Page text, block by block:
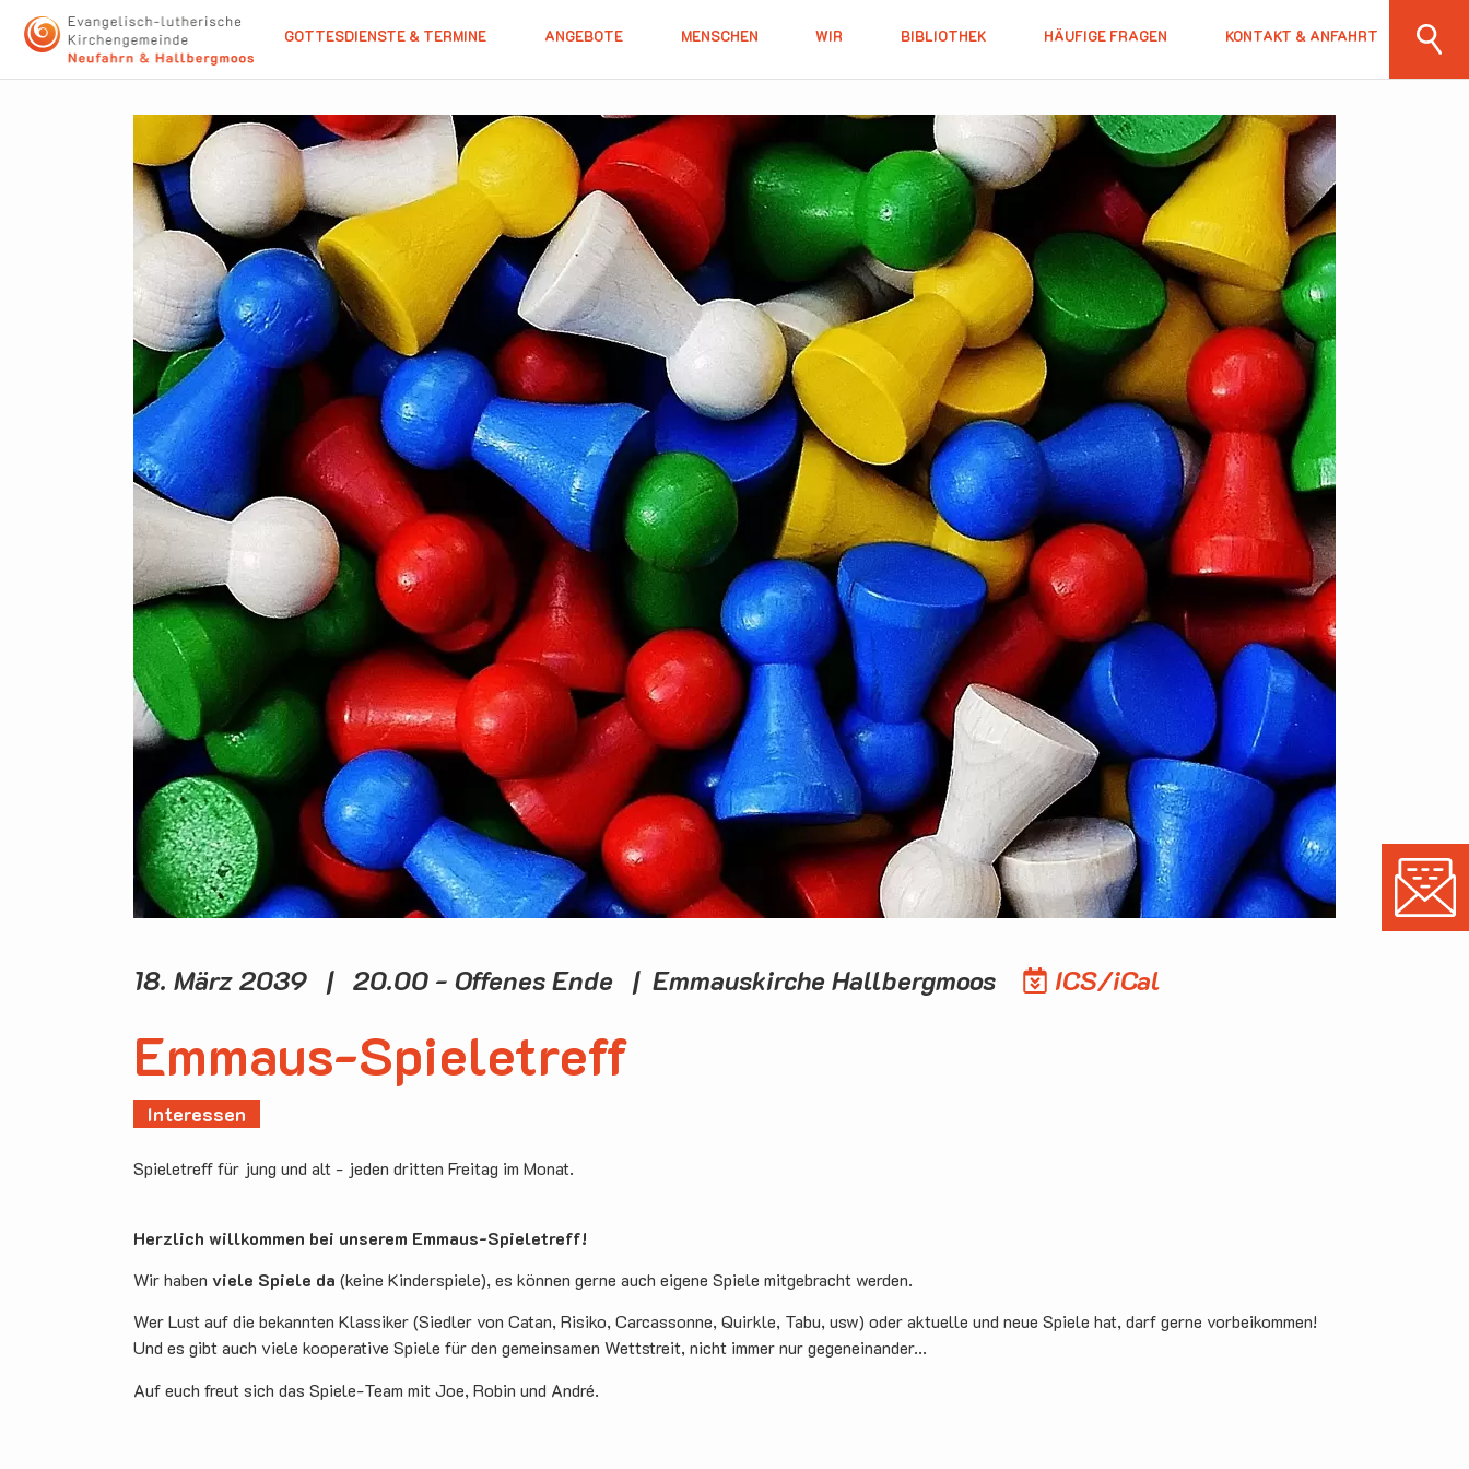
GOTTESDIENSTE & TERMINE ANGEBOTE MENSCHEN WIR BIBLIOTHEK HÄUFIGE FRAGEN KONTAKT & ANFAHRT
18. März 2039 | 20.00 - Offenes Ende | Emmauskirche Hallbergmoos ICS/iCal
Emmaus-Spieletreff
Interessen
Spieletreff für jung und alt - jeden dritten Freitag im Monat.
Herzlich willkommen bei unserem Emmaus-Spieletreff!
Wir haben viele Spiele da (keine Kinderspiele), es können gerne auch eigene Spiele mitgebracht werden.
Wer Lust auf die bekannten Klassiker (Siedler von Catan, Risiko, Carcassonne, Quirkle, Tabu, usw) oder aktuelle und neue Spiele hat, darf gerne vorbeikommen!
Und es gibt auch viele kooperative Spiele für den gemeinsamen Wettstreit, nicht immer nur gegeneinander...
Auf euch freut sich das Spiele-Team mit Joe, Robin und André.